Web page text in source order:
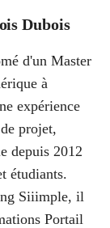
Dubois
d'un Master
à
expérience
projet,
depuis 2012
étudiants.
Siiimple, il
Portail